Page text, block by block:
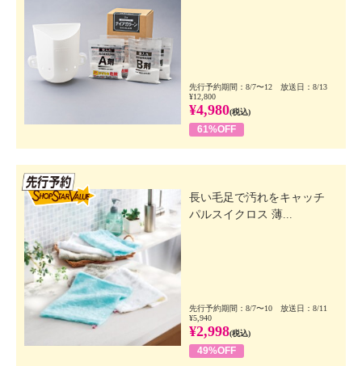
先行予約期間：8/7〜12 放送日：8/13
¥12,800
¥4,980(税込)
61%OFF
長い毛足で汚れをキャッチ
パルスイクロス 薄...
先行予約期間：8/7〜10 放送日：8/11
¥5,940
¥2,998(税込)
49%OFF